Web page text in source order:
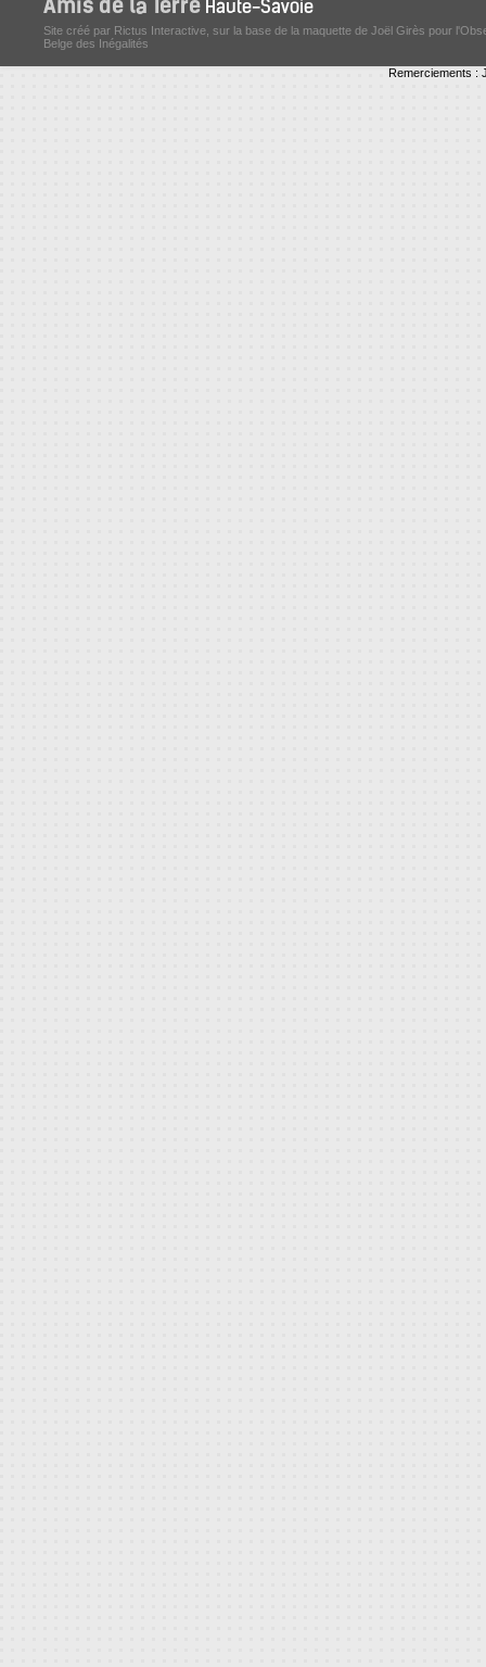
Site créé par Rictus Interactive, sur la base de la maquette de Joël Girès pour
Belge des Inégalités
Remerciements :